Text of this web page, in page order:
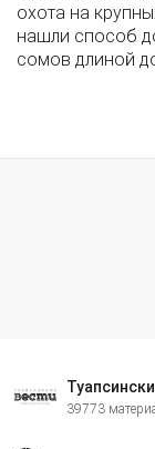
охота на
нашли способ
сомов длиной
39773